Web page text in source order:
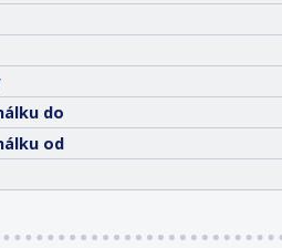
do
od